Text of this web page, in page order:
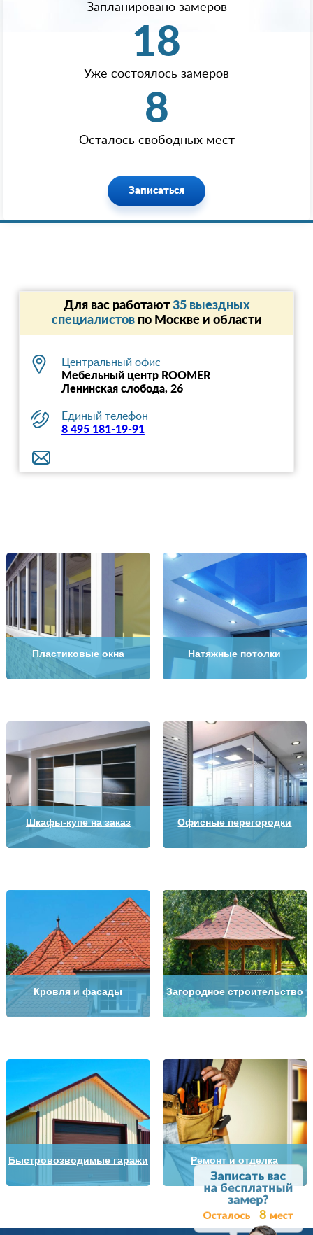
8
Запланировано замеров
18
Уже состоялось замеров
8
Осталось свободных мест
Записаться
Для вас работают35 выездных
специалистовпо Москве и области
Центральный офис
Мебельный центр ROOMER
Ленинская слобода, 26
Единый телефон
8 495 181-19-91
Пластиковые окна Натяжные потолки
Шкафы-купе на заказ Офисные перегородки
Кровля и фасады Загородное строительство
Быстровозводимые гаражи Ремонт и отделка